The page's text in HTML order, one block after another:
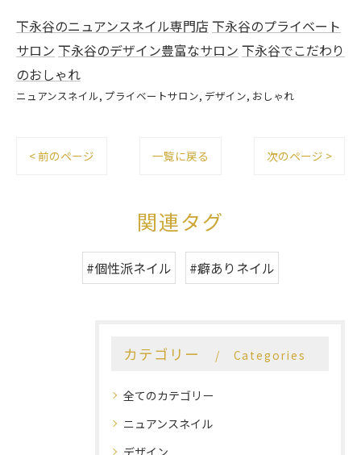
下永谷のニュアンスネイル専門店 下永谷のプライベート
サロン 下永谷のデザイン豊富なサロン 下永谷でこだわり
のおしゃれ
ニュアンスネイル プライベートサロン デザイン おしゃれ
< 前のページ 一覧に戻る 次のページ >
関連タグ
#個性派ネイル #癖ありネイル
カテゴリー Categories
全てのカテゴリー
ニュアンスネイル